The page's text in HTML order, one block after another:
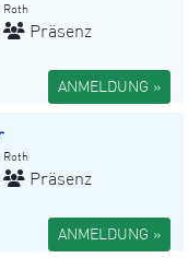
Roth
Präsenz
ANMELDUNG »
Roth
Präsenz
ANMELDUNG »